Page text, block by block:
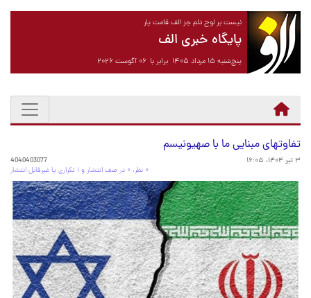
نیست بر لوح دلم جز الف قامت یار
پایگاه خبری الف
پنج‌شنبه ۱۵ مرداد ۱۴۰۵ برابر با ۰۶ آگوست ۲۰۲۶
تفاوتهای مبنایی ما با صهیونیسم
۳ تیر ۱۴۰۴، ۱۶:۰۵
4040403077
۰ نظر، ۰ در صف انتشار و ۱ تکراری یا غیرقابل انتشار